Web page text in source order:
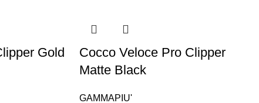
Gold
Cocco Veloce Pro Clipper
Matte Black
GAMMAPIU'